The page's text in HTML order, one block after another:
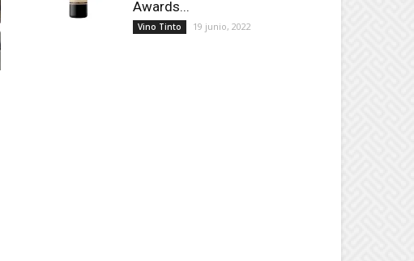
Awards...
Vino Tinto 19 junio, 2022